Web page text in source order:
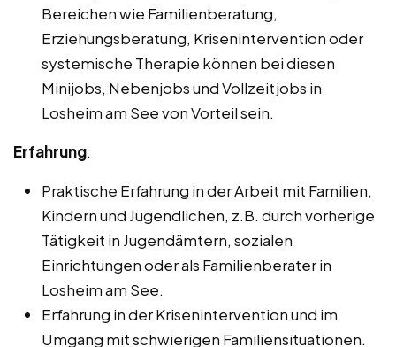
Bereichen wie Familienberatung,
Erziehungsberatung, Krisenintervention oder
systemische Therapie können bei diesen
Minijobs, Nebenjobs und Vollzeitjobs in
Losheim am See von Vorteil sein.
Erfahrung:
Praktische Erfahrung in der Arbeit mit Familien,
Kindern und Jugendlichen, z.B. durch vorherige
Tätigkeit in Jugendämtern, sozialen
Einrichtungen oder als Familienberater in
Losheim am See.
Erfahrung in der Krisenintervention und im
Umgang mit schwierigen Familiensituationen.